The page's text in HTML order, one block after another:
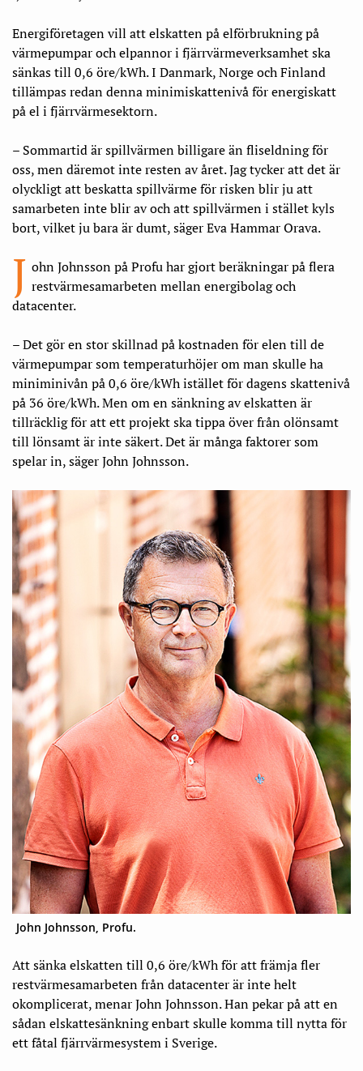
Energiföretagen vill att elskatten på elförbrukning på
värmepumpar och elpannor i fjärrvärmeverksamhet ska
sänkas till 0,6 öre/kWh. I Danmark, Norge och Finland
tillämpas redan denna minimiskattenivå för energiskatt
på el i fjärrvärmesektorn.
– Sommartid är spillvärmen billigare än fliseldning för
oss, men däremot inte resten av året. Jag tycker att det är
olyckligt att beskatta spillvärme för risken blir ju att
samarbeten inte blir av och att spillvärmen i stället kyls
bort, vilket ju bara är dumt, säger Eva Hammar Orava.
J ohn Johnsson på Profu har gjort beräkningar på flera
restvärmesamarbeten mellan energibolag och
datacenter.
– Det gör en stor skillnad på kostnaden för elen till de
värme­pumpar som temperaturhöjer om man skulle ha
miniminivån på 0,6 öre/kWh istället för dagens skatte­nivå
på 36 öre/kWh. Men om en sänkning av elskatten är
tillräcklig för att ett projekt ska tippa över från olönsamt
till lönsamt är inte säkert. Det är många faktorer som
spelar in, säger John Johnsson.
John Johnsson, Profu.
Att sänka elskatten till 0,6 öre/kWh för att främja fler
restvärmesamarbeten från datacenter är inte helt
okomplicerat, menar John Johnsson. Han pekar på att en
sådan elskattesänkning enbart skulle komma till nytta för
ett fåtal fjärrvärmesystem i Sverige.